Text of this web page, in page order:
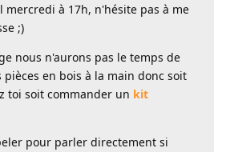
mercredi à 17h, n'hésite pas à me
;)
nous n'aurons pas le temps de
en bois à la main donc soit
toi soit commander un kit
pour parler directement si